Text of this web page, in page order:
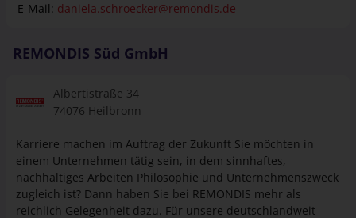
Theorie vermittelt, vertiefst Du in der praktischen Arbeit im
zukunftsorientierten Recyclingbranche spannende Jobs
Praxis perfekt miteinander zu verknüpfen – wodurch Sie Ihr
duales Studium als hoch qualifizierter Spezialist
abschließen werden
E-Mail: daniela.schroecker@remondis.de
REMONDIS Süd GmbH
Albertistraße 34
74076 Heilbronn
Karriere machen im Auftrag der Zukunft Sie möchten in
einem Unternehmen tätig sein, in dem sinnhaftes,
nachhaltiges Arbeiten Philosophie und Unternehmenszweck
zugleich ist? Dann haben Sie bei REMONDIS mehr als
reichlich Gelegenheit dazu. Für unsere deutschlandweit